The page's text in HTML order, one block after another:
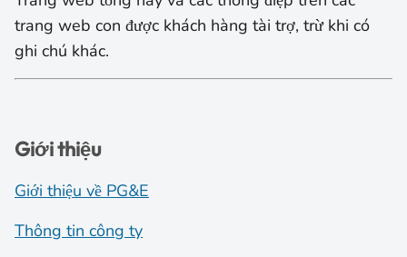
trang web con được khách hàng tài trợ, trừ khi có
ghi chú khác.
Giới thiệu
Giới thiệu về PG&E
Thông tin công ty